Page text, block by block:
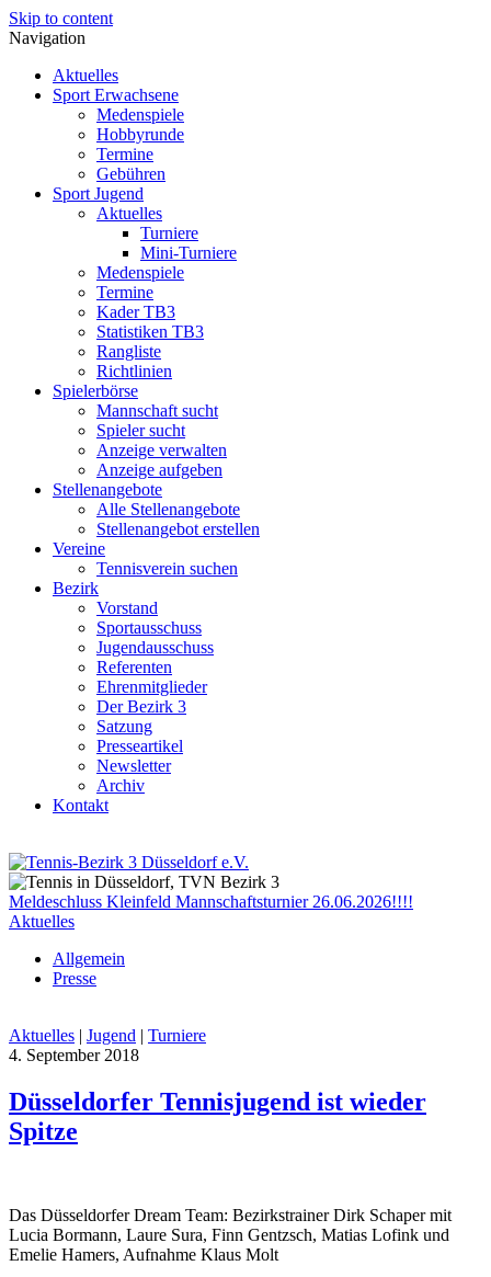
Skip to content
Navigation
Aktuelles
Sport Erwachsene
Medenspiele
Hobbyrunde
Termine
Gebühren
Sport Jugend
Aktuelles
Turniere
Mini-Turniere
Medenspiele
Termine
Kader TB3
Statistiken TB3
Rangliste
Richtlinien
Spielerbörse
Mannschaft sucht
Spieler sucht
Anzeige verwalten
Anzeige aufgeben
Stellenangebote
Alle Stellenangebote
Stellenangebot erstellen
Vereine
Tennisverein suchen
Bezirk
Vorstand
Sportausschuss
Jugendausschuss
Referenten
Ehrenmitglieder
Der Bezirk 3
Satzung
Presseartikel
Newsletter
Archiv
Kontakt
Meldeschluss Kleinfeld Mannschaftsturnier 26.06.2026!!!!
Aktuelles
Allgemein
Presse
Aktuelles | Jugend | Turniere
4. September 2018
Düsseldorfer Tennisjugend ist wieder
Spitze
Das Düsseldorfer Dream Team: Bezirkstrainer Dirk Schaper mit
Lucia Bormann, Laure Sura, Finn Gentzsch, Matias Lofink und
Emelie Hamers, Aufnahme Klaus Molt